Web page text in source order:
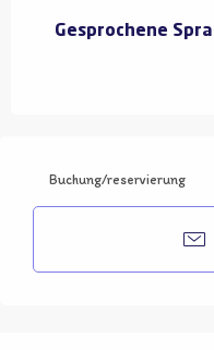
Gesprochene
Gesprochene
Buchung/reservierung